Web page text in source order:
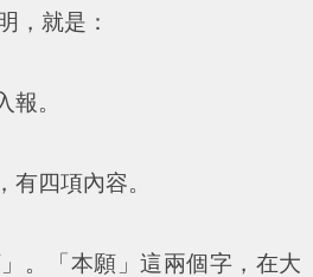
，就是：
。
四項內容。
「本願」這兩個字，在大